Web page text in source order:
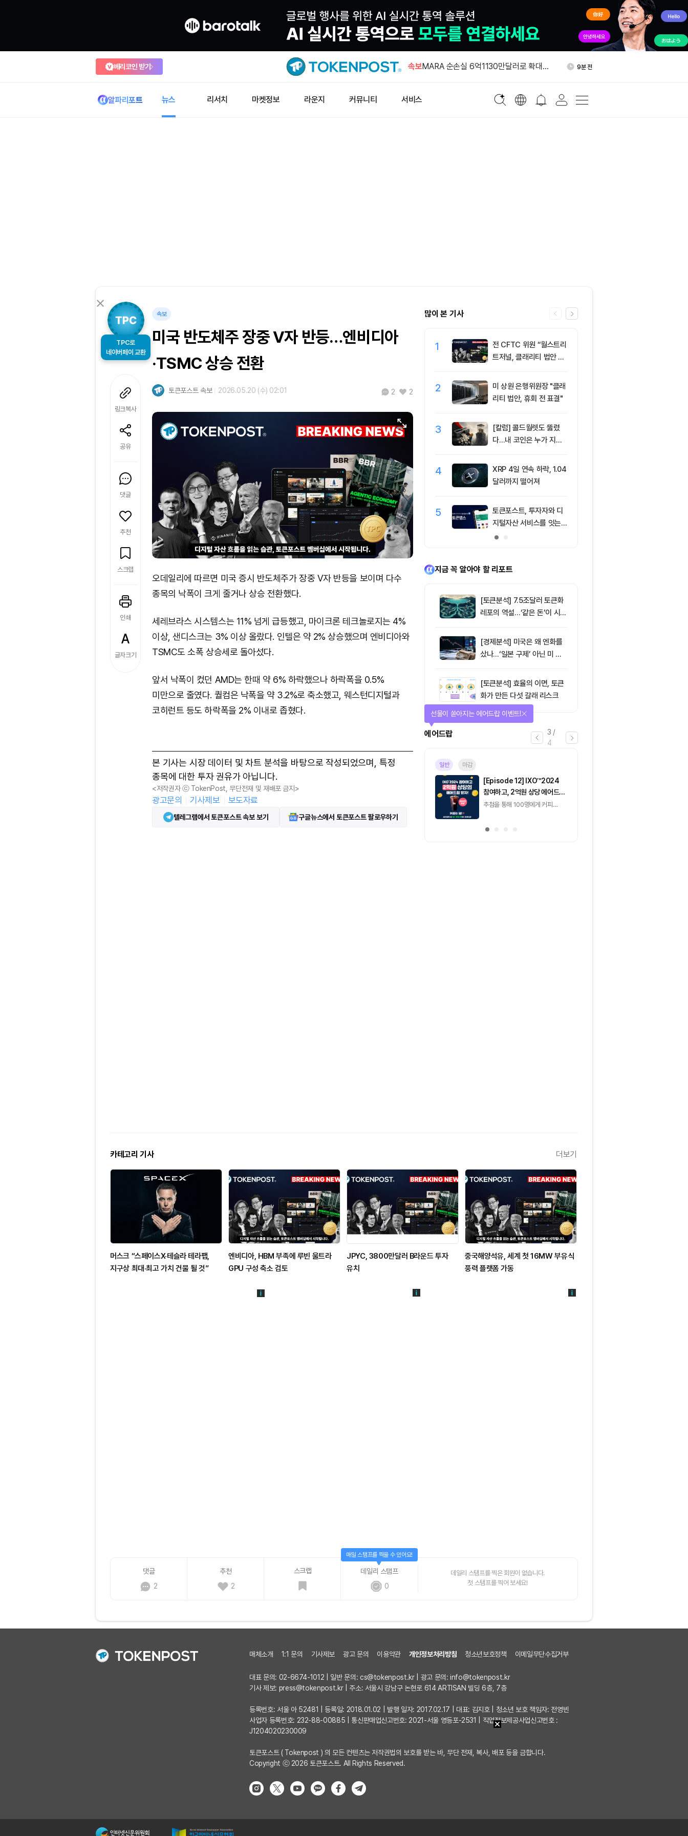
베리코인 받기 속보
윈터뮤트 미국법인, 브로커딜러 등록…뉴
20분 전
MARA 순손실 6억1130만달러로 확대…
9분 전
스테이블코인 대부분 접근 어려워"
알파리포트 뉴스 리서치 마켓정보 라운지 커뮤니티 서비스
TPC로
네이버페이 교환
링크복사
공유
댓글
추천
스크랩
인쇄
글자크기
속보
미국 반도체주 장중 V자 반등…엔비디아
·TSMC 상승 전환
토큰포스트 속보 2026.05.20 (수) 02:01 2 2
오데일리에 따르면 미국 증시 반도체주가 장중 V자 반등을 보이며 다수
종목의 낙폭이 크게 줄거나 상승 전환했다.
세레브라스 시스템스는 11% 넘게 급등했고, 마이크론 테크놀로지는 4%
이상, 샌디스크는 3% 이상 올랐다. 인텔은 약 2% 상승했으며 엔비디아와
TSMC도 소폭 상승세로 돌아섰다.
앞서 낙폭이 컸던 AMD는 한때 약 6% 하락했으나 하락폭을 0.5%
미만으로 줄였다. 퀄컴은 낙폭을 약 3.2%로 축소했고, 웨스턴디지털과
코히런트 등도 하락폭을 2% 이내로 좁혔다.
본 기사는 시장 데이터 및 차트 분석을 바탕으로 작성되었으며, 특정
종목에 대한 투자 권유가 아닙니다.
<저작권자 ⓒ TokenPost, 무단전재 및 재배포 금지>
광고문의 기사제보 보도자료
텔레그램에서 토큰포스트 속보 보기 구글뉴스에서 토큰포스트 팔로우하기
많이 본 기사
1
전 CFTC 위원 “월스트리
트저널, 클래리티 법안 오
2
미 상원 은행위원장 "클래
리티 법안, 휴회 전 표결"
3
[칼럼] 콜드월렛도 뚫렸
다…내 코인은 누가 지키
4
XRP 4일 연속 하락, 1.04
달러까지 떨어져
5
토큰포스트, 투자자와 디
지털자산 서비스를 잇는
‘토큰앱스’ 출시
지금 꼭 알아야 할 리포트
[토큰분석] 7.5조달러 토큰화
레포의 역설…‘같은 돈’이 시장
[경제분석] 미국은 왜 엔화를
샀나…‘일본 구제’ 아닌 미 국
[토큰분석] 효율의 이면, 토큰
화가 만든 다섯 갈래 리스크
3 /
4
에어드랍
선물이 쏟아지는 에어드랍 이벤트!
일반 마감
[Episode 12] IXO™2024
참여하고, 2억원 상당 에어드랍
받자!
추첨을 통해 100명에게 커피
카테고리 기사 더보기
머스크 “스페이스X·테슬라 테라팹,
지구상 최대·최고 가치 건물 될 것”
엔비디아, HBM 부족에 루빈 울트라
GPU 구성 축소 검토
JPYC, 3800만달러 B라운드 투자
유치
중국해양석유, 세계 첫 16MW 부유식
풍력 플랫폼 가동
댓글
2
추천
2
스크랩
데일리 스탬프
0
매일 스탬프를 찍을 수 있어요!
데일리 스탬프를 찍은 회원이 없습니다.
첫 스탬프를 찍어 보세요!
매체소개 1:1 문의 기사제보 광고 문의 이용약관 개인정보처리방침 청소년보호정책 이메일무단수집거부
대표 문의: 02-6674-1012 | 일반 문의: cs@tokenpost.kr| 광고 문의:info@tokenpost.kr
기사 제보: press@tokenpost.kr| 주소: 서울시 강남구 논현로 614 ARTISAN 빌딩 6층, 7층
등록번호: 서울 아 52481 | 등록일: 2018.01.02 | 발행 일자: 2017.02.17 | 대표: 김지호 | 청소년 보호 책임자: 전영빈
사업자 등록번호: 232-88-00885 | 통신판매업신고번호: 2021-서울 영등포-2531 | 직업정보제공사업신고번호 :
J1204020230009
토큰포스트 ( Tokenpost ) 의 모든 컨텐츠는 저작권법의 보호를 받는 바, 무단 전재, 복사, 배포 등을 금합니다.
Copyright ⓒ 2026 토큰포스트. All Rights Reserved.